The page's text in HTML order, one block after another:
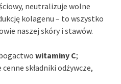
neutralizuje wolne
kolagenu – to wszystko
naszej skóry i stawów.
witaminy C;
składniki odżywcze,